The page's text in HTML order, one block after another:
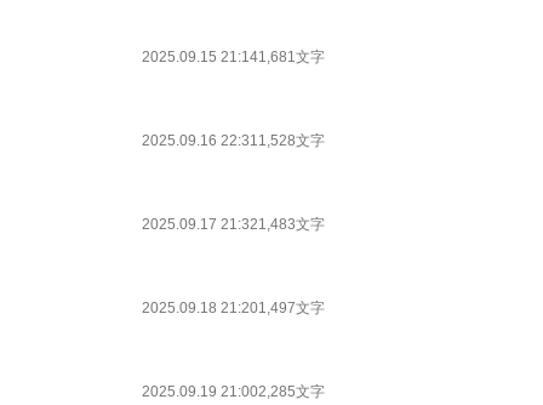
2025.09.15 21:141,681文字
2025.09.16 22:311,528文字
2025.09.17 21:321,483文字
2025.09.18 21:201,497文字
2025.09.19 21:002,285文字